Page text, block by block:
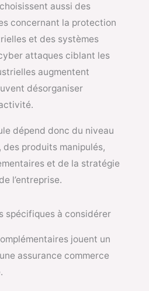
aussi des
concernant la protection
et des systèmes
attaques ciblant les
augmentent
désorganiser
dépend donc du niveau
produits manipulés,
et de la stratégie
l’entreprise.
spécifiques à considérer
jouent un
assurance commerce